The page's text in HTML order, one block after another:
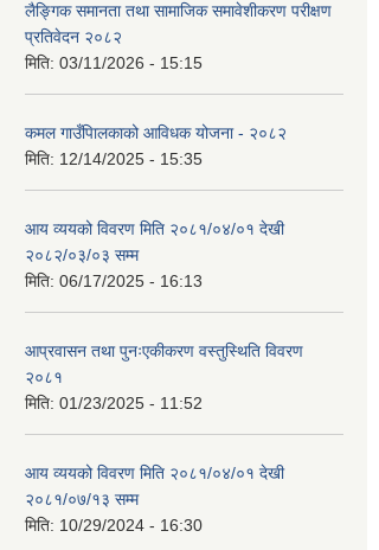
लैङ्गिक समानता तथा सामाजिक समावेशीकरण परीक्षण
प्रतिवेदन २०८२
मिति: 03/11/2026 - 15:15
कमल गाउँपािलकाको आविधक योजना - २०८२
मिति: 12/14/2025 - 15:35
आय व्ययको विवरण मिति २०८१/०४/०१ देखी
२०८२/०३/०३ सम्म
मिति: 06/17/2025 - 16:13
आप्रवासन तथा पुनःएकीकरण वस्तुस्थिति विवरण
२०८१
मिति: 01/23/2025 - 11:52
आय व्ययको विवरण मिति २०८१/०४/०१ देखी
२०८१/०७/१३ सम्म
मिति: 10/29/2024 - 16:30